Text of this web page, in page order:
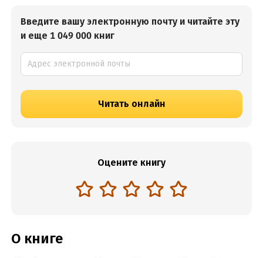
Введите вашу электронную почту и читайте эту
и еще 1 049 000 книг
Читать онлайн
Оцените книгу
О книге